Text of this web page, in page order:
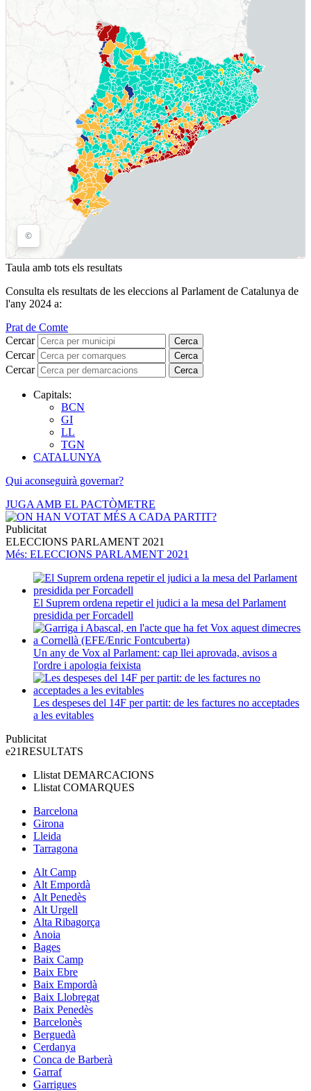
Taula amb tots els resultats
Consulta els resultats de les eleccions al Parlament de Catalunya de
l'any 2024 a:
Prat de Comte
Cercar
Cerca
Cercar Cerca
Cercar Cerca
Capitals:
BCN
GI
LL
TGN
CATALUNYA
Qui aconseguirà governar?
JUGA AMB EL PACTÒMETRE
Publicitat
ELECCIONS PARLAMENT 2021
Més: ELECCIONS PARLAMENT 2021
El Suprem ordena repetir el judici a la mesa del Parlament
presidida per Forcadell
Un any de Vox al Parlament: cap llei aprovada, avisos a
l'ordre i apologia feixista
Les despeses del 14F per partit: de les factures no acceptades
a les evitables
Publicitat
e21RESULTATS
Llistat DEMARCACIONS
Llistat COMARQUES
Barcelona
Girona
Lleida
Tarragona
Alt Camp
Alt Empordà
Alt Penedès
Alt Urgell
Alta Ribagorça
Anoia
Bages
Baix Camp
Baix Ebre
Baix Empordà
Baix Llobregat
Baix Penedès
Barcelonès
Berguedà
Cerdanya
Conca de Barberà
Garraf
Garrigues